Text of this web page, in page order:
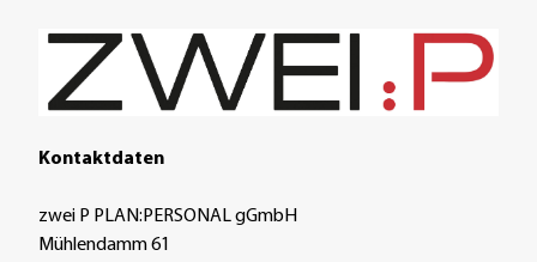
Kontaktdaten
zwei P PLAN:PERSONAL gGmbH
Mühlendamm 61